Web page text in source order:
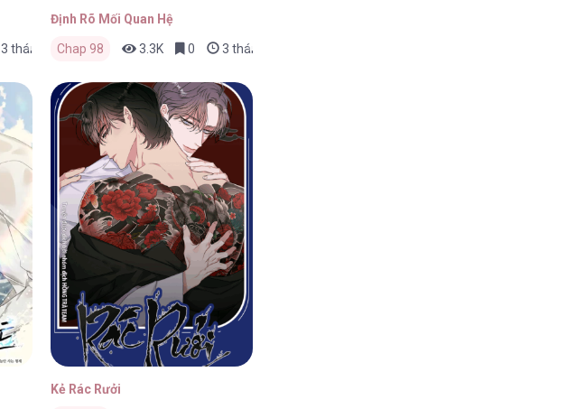
3 tháng trước
Định Rõ Mối Quan Hệ
Chap 98 3.3K 0 3 tháng trước
Kẻ Rác Rưởi